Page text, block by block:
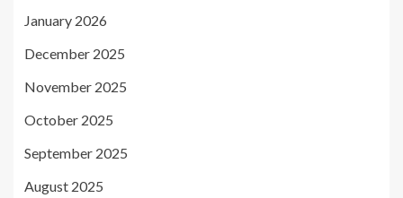
January 2026
December 2025
November 2025
October 2025
September 2025
August 2025